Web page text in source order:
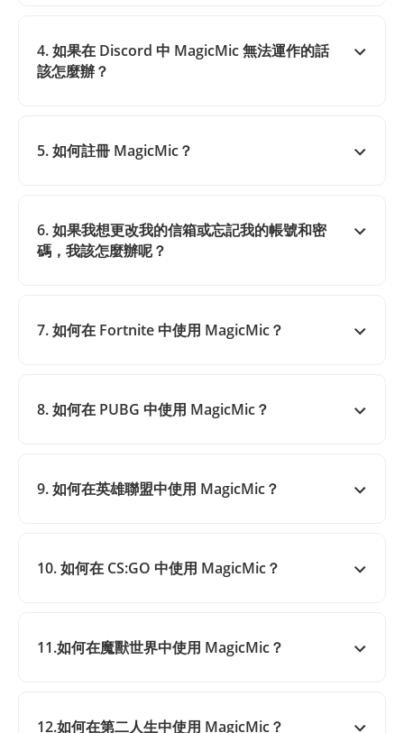
4. 如果在 Discord 中 MagicMic 無法運作的話
該怎麼辦？
5. 如何註冊 MagicMic？
6. 如果我想更改我的信箱或忘記我的帳號和密
碼，我該怎麼辦呢？
7. 如何在 Fortnite 中使用 MagicMic？
8. 如何在 PUBG 中使用 MagicMic？
9. 如何在英雄聯盟中使用 MagicMic？
10. 如何在 CS:GO 中使用 MagicMic？
11.如何在魔獸世界中使用 MagicMic？
12.如何在第二人生中使用 MagicMic？